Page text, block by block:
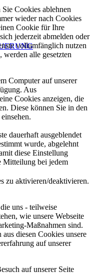
Cookies ablehnen
wieder nach Cookies
Cookie für Ihre
jederzeit abmelden oder
vollumfänglich nutzen
alle gesetzten
Computer auf unserer
Aus
Cookies anzeigen, die
Diese können Sie in den
dauerhaft ausgeblendet
wurde, abgelehnt
diese Einstellung
Mitteilung bei jedem
zu aktivieren/deaktivieren.
uns - teilweise
wie unsere Webseite
Maßnahmen sind.
diesen Cookies unsere
auf unserer
auf unserer Seite